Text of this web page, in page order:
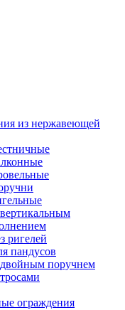
из нержавеющей
ригелей
пандусов
поручнем
ограждения